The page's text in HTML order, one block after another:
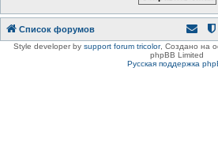
Список форумов
Style developer by support forum tricolor, Создано на
phpBB Limited
Русская поддержка